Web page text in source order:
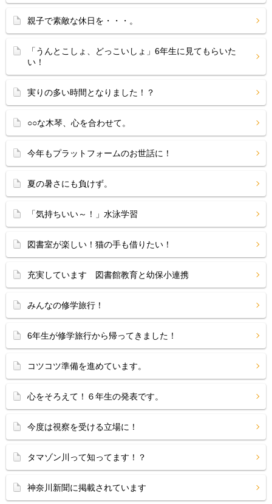
親子で素敵な休日を・・・。
「うんとこしょ、どっこいしょ」6年生に見てもらいた
い！
実りの多い時間となりました！？
○○な木琴、心を合わせて。
今年もプラットフォームのお世話に！
夏の暑さにも負けず。
「気持ちいい～！」水泳学習
図書室が楽しい！猫の手も借りたい！
充実しています 図書館教育と幼保小連携
みんなの修学旅行！
6年生が修学旅行から帰ってきました！
コツコツ準備を進めています。
心をそろえて！６年生の発表です。
今度は視察を受ける立場に！
タマゾン川って知ってます！？
神奈川新聞に掲載されています